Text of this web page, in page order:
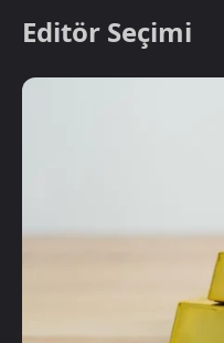
Editör Seçimi